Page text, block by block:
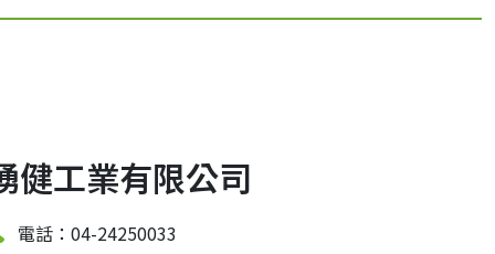
健工業有限公司
電話：04-24250033